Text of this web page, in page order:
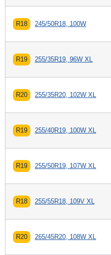
R18 245/50R18, 100W
R19 255/35R19, 96W XL
R20 255/35R20, 102W XL
R19 255/40R19, 100W XL
R19 255/50R19, 107W XL
R18 255/55R18, 109V XL
R20 265/45R20, 108W XL